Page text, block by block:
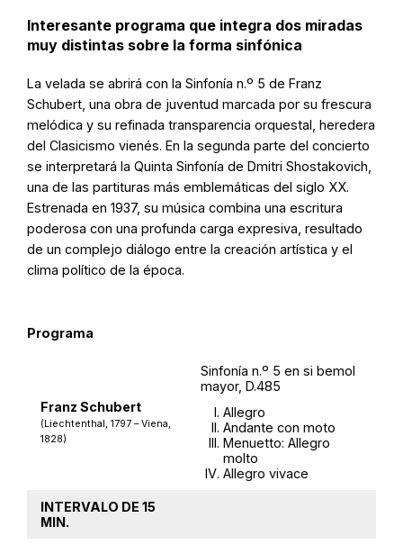
Interesante programa que integra dos miradas
muy distintas sobre la forma sinfónica
La velada se abrirá con la Sinfonía n.º 5 de Franz
Schubert, una obra de juventud marcada por su frescura
melódica y su refinada transparencia orquestal, heredera
del Clasicismo vienés. En la segunda parte del concierto
se interpretará la Quinta Sinfonía de Dmitri Shostakovich,
una de las partituras más emblemáticas del siglo XX.
Estrenada en 1937, su música combina una escritura
poderosa con una profunda carga expresiva, resultado
de un complejo diálogo entre la creación artística y el
clima político de la época.
Programa
Franz Schubert
(Liechtenthal, 1797 – Viena,
1828)
Sinfonía n.º 5 en si bemol
mayor, D.485
Allegro
Andante con moto
Menuetto: Allegro
molto
Allegro vivace
INTERVALO DE 15
MIN.